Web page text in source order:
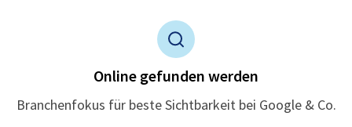
Online gefunden werden
Branchenfokus für beste Sichtbarkeit bei Google & Co.